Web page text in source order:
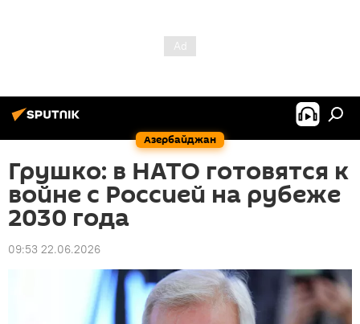
Азербайджан
Грушко: в НАТО готовятся к
войне с Россией на рубеже
2030 года
09:53 22.06.2026